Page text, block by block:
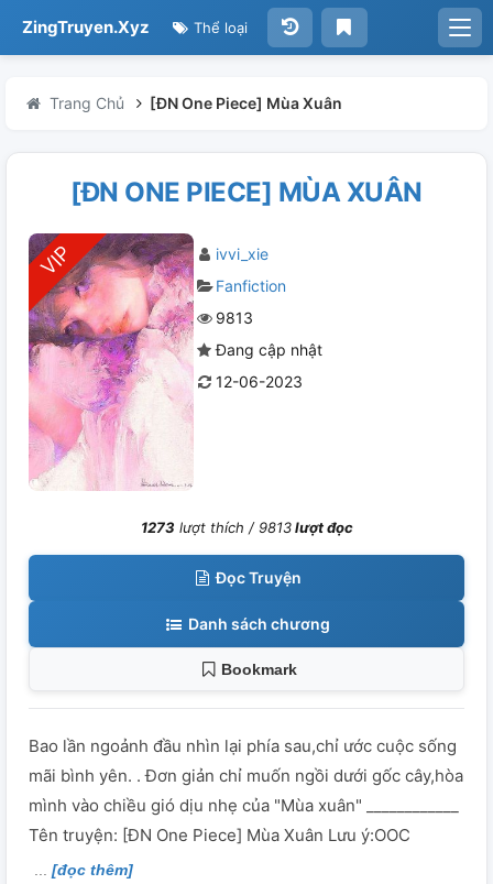
ZingTruyen.Xyz Thể loại
Trang Chủ [ĐN One Piece] Mùa Xuân
[ĐN ONE PIECE] MÙA XUÂN
ivvi_xie
Fanfiction
9813
Đang cập nhật
12-06-2023
1273 lượt thích /9813lượt đọc
Đọc Truyện
Danh sách chương
Bookmark
Bao lần ngoảnh đầu nhìn lại phía sau,chỉ ước cuộc sống
mãi bình yên. . Đơn giản chỉ muốn ngồi dưới gốc cây,hòa
mình vào chiều gió dịu nhẹ của "Mùa xuân" ____________
Tên truyện: [ĐN One Piece] Mùa Xuân Lưu ý:OOC
[đọc thêm]